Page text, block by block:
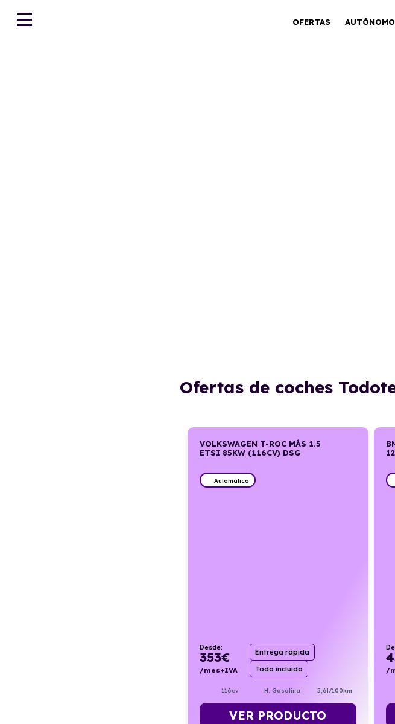
OFERTAS
Ofertas de coches
VOLKSWAGEN T-ROC MÁS 1.5
ETSI 85KW (116CV) DSG
Automático
Desde:
353€
/mes+IVA
Entrega rápida
Todo incluido
116cv H. Gasolina 5,6l/100km
VER PRODUCTO
/